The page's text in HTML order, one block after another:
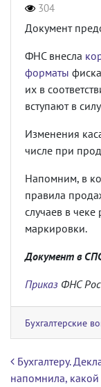
304
Документ
ФНС внесла
форматы
их в
вступают в
Изменения
числе при
Напомним, в
правила
случаев в
маркировки.
Документ в
Приказ ФНС
Бухгалтерские
Бухгалтеру.
напомнила,